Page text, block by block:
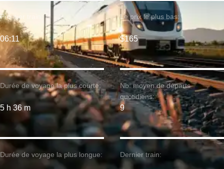
Durée de voyage la plus courte:
5 h 36 m
Premier train:
06:11
Durée de voyage la plus longue:
Le prix le plus bas:
$165
Nb. moyen de départs
quotidiens:
9
Dernier train: